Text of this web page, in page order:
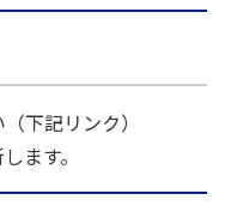
下記リンク）
ます。